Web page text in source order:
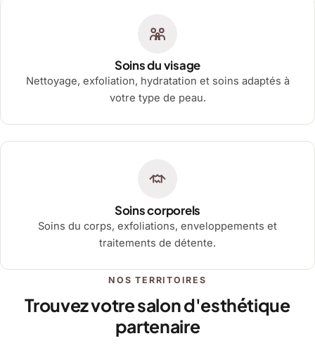
Soins du visage
Nettoyage, exfoliation, hydratation et soins adaptés à
votre type de peau.
Soins corporels
Soins du corps, exfoliations, enveloppements et
traitements de détente.
NOS TERRITOIRES
Trouvez votre salon d'esthétique
partenaire